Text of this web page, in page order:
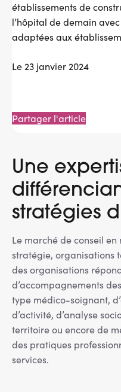
établissements de
l’hôpital de demain
adaptées aux
Le 23 janvier 2024
Partager l'article
Une
stratégies
Le marché de conseil
stratégie, organisations
des organisations
d’accompagnements
type médico-soignant,
d’activité, d’analyse
territoire ou encore de
des pratiques
services.